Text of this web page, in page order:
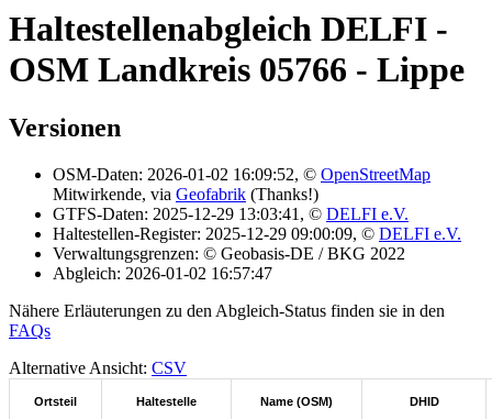
Haltestellenabgleich DELFI -
OSM Landkreis 05766 - Lippe
Versionen
OSM-Daten: 2026-01-02 16:09:52, © OpenStreetMap
Mitwirkende, via Geofabrik (Thanks!)
GTFS-Daten: 2025-12-29 13:03:41, © DELFI e.V.
Haltestellen-Register: 2025-12-29 09:00:09, © DELFI e.V.
Verwaltungsgrenzen: © Geobasis-DE / BKG 2022
Abgleich: 2026-01-02 16:57:47
Nähere Erläuterungen zu den Abgleich-Status finden sie in den
FAQs
Alternative Ansicht: CSV
Ortsteil Haltestelle Name (OSM) DHID